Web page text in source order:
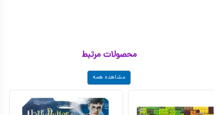
محصولات مرتبط
مشاهده همه